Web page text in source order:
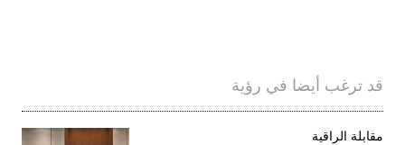
قد ترغب أيضا في رؤية
مقابلة الراقية